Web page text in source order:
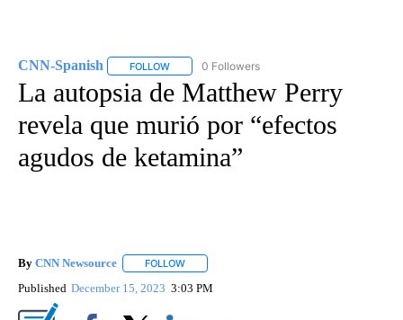
CNN-Spanish FOLLOW FOLLOW "CNN-SPANISH" TO RECEIVE
0 Followers
La autopsia de Matthew Perry
revela que murió por “efectos
agudos de ketamina”
By CNN Newsource FOLLOW
Published December 15, 2023 3:03 PM